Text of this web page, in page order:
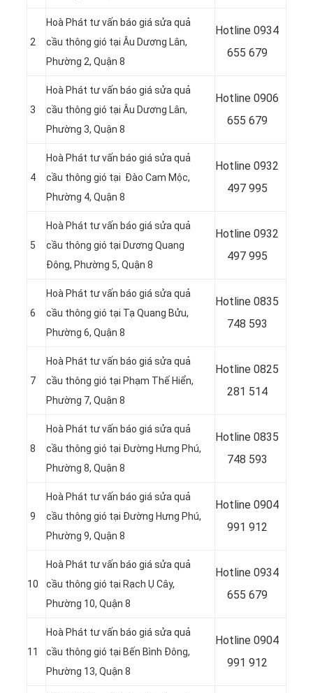
2
Hoà Phát tư vấn báo giá sửa quả
cầu thông gió tại Âu Dương Lân,
Phường 2, Quận 8
Hotline 0934
655 679
3
Hoà Phát tư vấn báo giá sửa quả
cầu thông gió tại Âu Dương Lân,
Phường 3, Quận 8
Hotline 0906
655 679
4
Hoà Phát tư vấn báo giá sửa quả
cầu thông gió tại Đào Cam Mộc,
Phường 4, Quận 8
Hotline 0932
497 995
5
Hoà Phát tư vấn báo giá sửa quả
cầu thông gió tại Dương Quang
Đông, Phường 5, Quận 8
Hotline 0932
497 995
6
Hoà Phát tư vấn báo giá sửa quả
cầu thông gió tại Tạ Quang Bửu,
Phường 6, Quận 8
Hotline 0835
748 593
7
Hoà Phát tư vấn báo giá sửa quả
cầu thông gió tại Phạm Thế Hiển,
Phường 7, Quận 8
Hotline 0825
281 514
8
Hoà Phát tư vấn báo giá sửa quả
cầu thông gió tại Đường Hưng Phú,
Phường 8, Quận 8
Hotline 0835
748 593
9
Hoà Phát tư vấn báo giá sửa quả
cầu thông gió tại Đường Hưng Phú,
Phường 9, Quận 8
Hotline 0904
991 912
10
Hoà Phát tư vấn báo giá sửa quả
cầu thông gió tại Rạch Ụ Cây,
Phường 10, Quận 8
Hotline 0934
655 679
11
Hoà Phát tư vấn báo giá sửa quả
cầu thông gió tại Bến Bình Đông,
Phường 13, Quận 8
Hotline 0904
991 912